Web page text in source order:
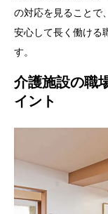
の対応を見ることで
安心して長く働ける
す。
介護施設の職
イント